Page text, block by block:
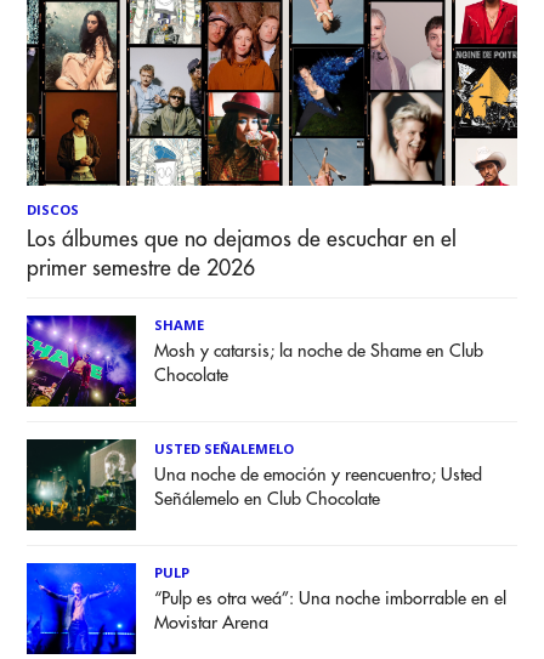
DISCOS
Los álbumes que no dejamos de escuchar en el
primer semestre de 2026
SHAME
Mosh y catarsis; la noche de Shame en Club
Chocolate
USTED SEÑALEMELO
Una noche de emoción y reencuentro; Usted
Señálemelo en Club Chocolate
PULP
“Pulp es otra weá”: Una noche imborrable en el
Movistar Arena